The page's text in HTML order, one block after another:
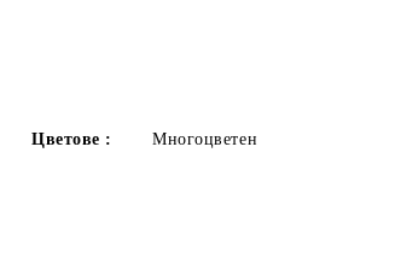
Цветове : Многоцветен